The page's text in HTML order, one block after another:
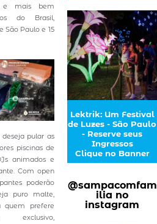
e mais bem
do Brasil,
São Paulo e 15
pular as
piscinas de
animados e
Com open
poderão
puro malte,
quem prefere
Lektrik: Um Festival
de Luzes - São Paulo
- Reserve seus
Ingressos
Clique no Banner
@sampacomfam
ilia no
instagram